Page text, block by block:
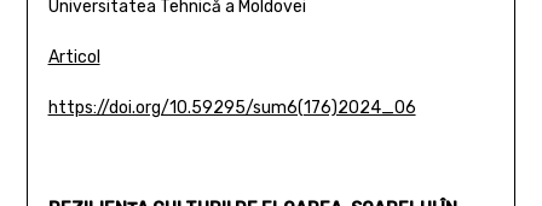
Universitatea Tehnică a Moldovei
Articol
https://doi.org/10.59295/sum6(176)2024_06